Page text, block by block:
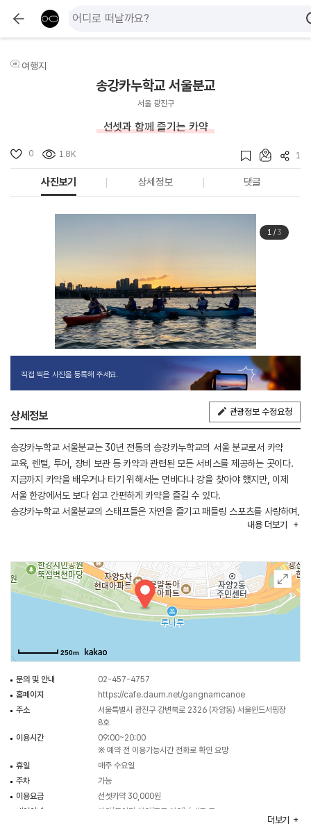
여행지
송강카누학교 서울분교
서울 광진구
선셋과 함께 즐기는 카약
0 1.8K 1
사진보기 상세정보 댓글
1/ 3
직접 찍은 사진을 등록해 주세요.
상세정보 관광정보 수정요청
송강카누학교 서울분교는 30년 전통의 송강카누학교의 서울 분교로서 카약
교육, 렌털, 투어, 장비 보관 등 카약과 관련된 모든 서비스를 제공하는 곳이다.
지금까지 카약을 배우거나 타기 위해서는 먼바다나 강을 찾아야 했지만, 이제
서울 한강에서도 보다 쉽고 간편하게 카약을 즐길 수 있다.
송강카누학교 서울분교의 스태프들은 자연을 즐기고 패들링 스포츠를 사랑하며,
평생의 천직으로 생각하며 행동하는 장인이 되고자 하는 이들이다. 또한 카약
안전하게 많은 사람들이 카약을 즐길 수 있도록 안내한다.
내용 더보기
250m
문의 및 안내
02-457-4757
홈페이지
https://cafe.daum.net/gangnamcanoe
주소
서울특별시 광진구 강변북로 2326 (자양동) 서울윈드서핑장
8호
이용시간
09:00~20:00
※ 예약 전 이용가능시간 전화로 확인 요망
휴일
매주 수요일
주차
가능
이용요금
선셋카약 30,000원
대여안내
카약(투어링 카약/급류 카약) / 패들 등
더보기